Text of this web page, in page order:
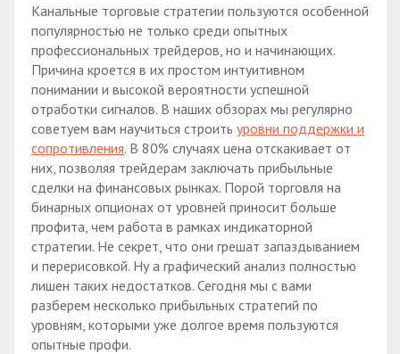
Канальные торговые стратегии пользуются особенной
популярностью не только среди опытных
профессиональных трейдеров, но и начинающих.
Причина кроется в их простом интуитивном
понимании и высокой вероятности успешной
отработки сигналов. В наших обзорах мы регулярно
советуем вам научиться строить уровни поддержки и
сопротивления. В 80% случаях цена отскакивает от
них, позволяя трейдерам заключать прибыльные
сделки на финансовых рынках. Порой торговля на
бинарных опционах от уровней приносит больше
профита, чем работа в рамках индикаторной
стратегии. Не секрет, что они грешат запаздыванием
и перерисовкой. Ну а графический анализ полностью
лишен таких недостатков. Сегодня мы с вами
разберем несколько прибыльных стратегий по
уровням, которыми уже долгое время пользуются
опытные профи.